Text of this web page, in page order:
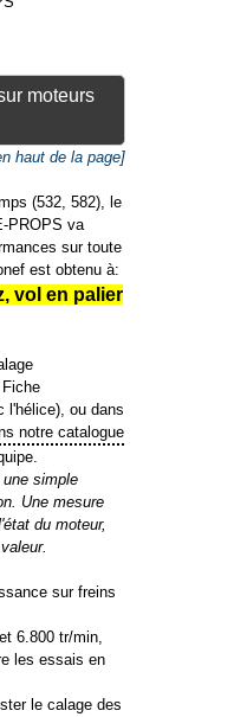
moteurs
haut de la page]
(532, 582), le
PROPS va
sur toute
est obtenu à:
vol en palier
l'hélice), ou dans
notre catalogue
simple
Une mesure
du moteur,
sur freins
6.800 tr/min,
les essais en
le calage des